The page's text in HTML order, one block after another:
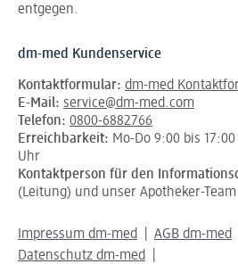
entgegen.
dm-med Kundenservice
Kontaktformular: dm-med
E-Mail: service@dm-med.com
Telefon: 0800-6882766
Erreichbarkeit: Mo-Do 9:00 bis
Uhr
Kontaktperson für den
(Leitung) und unser Apotheker-Team
Impressum dm-med
AGB dm-med
Datenschutz dm-med